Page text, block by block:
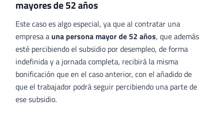
mayores de 52 años
Este caso es algo especial, ya que al contratar una
empresa a una persona mayor de 52 años, que además
esté percibiendo el subsidio por desempleo, de forma
indefinida y a jornada completa, recibirá la misma
bonificación que en el caso anterior, con el añadido de
que el trabajador podrá seguir percibiendo una parte de
ese subsidio.